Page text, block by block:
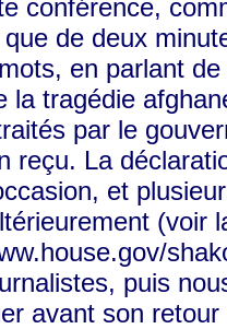
conférence,
de deux
en parlant
la tragédie
par le
reçu. La
et
(voir
puis
avant son